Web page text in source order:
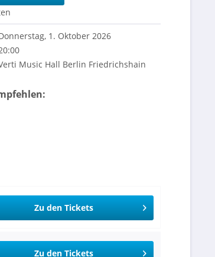
1. Oktober 2026
Music Hall Berlin Friedrichshain
Zu den Tickets
Zu den Tickets